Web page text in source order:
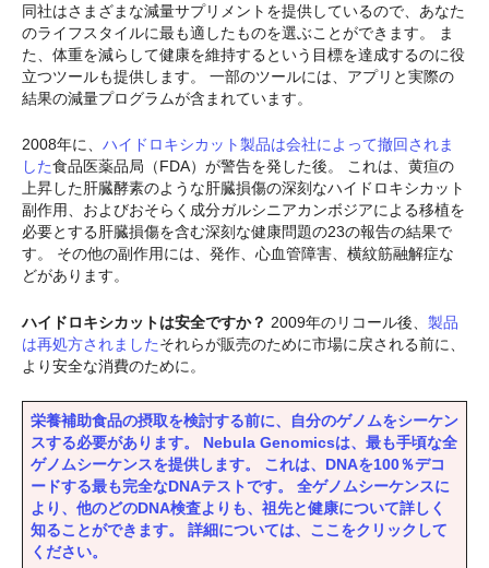
同社はさまざまな減量サプリメントを提供しているので、あなた
のライフスタイルに最も適したものを選ぶことができます。 ま
た、体重を減らして健康を維持するという目標を達成するのに役
立つツールも提供します。 一部のツールには、アプリと実際の
結果の減量プログラムが含まれています。
2008年に、 ハイドロキシカット製品は会社によって撤回されま
した食品医薬品局（FDA）が警告を発した後。 これは、黄疸の
上昇した肝臓酵素のような肝臓損傷の深刻なハイドロキシカット
副作用、およびおそらく成分ガルシニアカンボジアによる移植を
必要とする肝臓損傷を含む深刻な健康問題の23の報告の結果で
す。 その他の副作用には、発作、心血管障害、横紋筋融解症な
どがあります。
ハイドロキシカットは安全ですか？ 2009年のリコール後、 製品
は再処方されましたそれらが販売のために市場に戻される前に、
より安全な消費のために。
栄養補助食品の摂取を検討する前に、自分のゲノムをシーケン
スする必要があります。 Nebula Genomicsは、最も手頃な全
ゲノムシーケンスを提供します。 これは、DNAを100％デコ
ードする最も完全なDNAテストです。 全ゲノムシーケンスに
より、他のどのDNA検査よりも、祖先と健康について詳しく
知ることができます。 詳細については、ここをクリックして
ください。